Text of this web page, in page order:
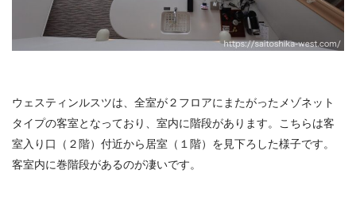
ウェスティンルスツは、全室が２フロアにまたがったメゾネット
タイプの客室となっており、室内に階段があります。こちらは客
室入り口（２階）付近から居室（１階）を見下ろした様子です。
客室内に巻階段があるのが凄いです。